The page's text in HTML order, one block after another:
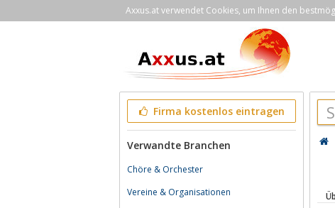
Axxus.at verwendet Cookies, um Ihnen den
Firma kostenlos eintragen
Verwandte Branchen
Chöre & Orchester
Vereine & Organisationen